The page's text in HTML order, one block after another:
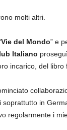
molti altri.
Vie del Mondo” e
Italiano
incarico, del libro
soprattutto in
regolarmente i